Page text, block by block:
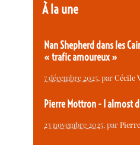
À la une
Nan Shepherd dans les
« trafic amoureux »
7 décembre 2025, parCécile
Pierre Mottron - I almost
23 novembre 2025, par